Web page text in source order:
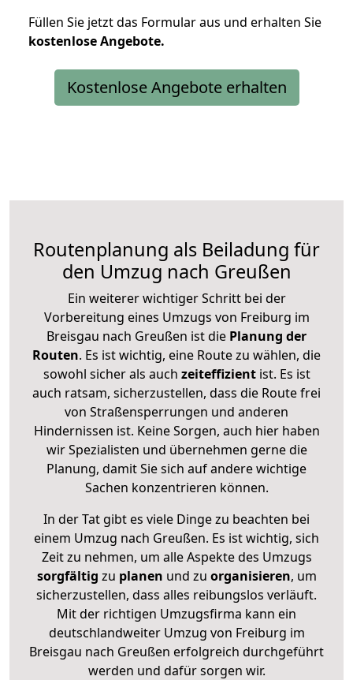
Füllen Sie jetzt das Formular aus und erhalten Sie
kostenloseAngebote.
Kostenlose Angebote erhalten
Routenplanung als Beiladung für
den Umzug nach Greußen
Ein weiterer wichtiger Schritt bei der
Vorbereitung eines Umzugs von Freiburg im
Breisgau nach Greußen ist die Planung der
Routen. Es ist wichtig, eine Route zu wählen, die
sowohl sicher als auch zeiteffizientist. Es ist
auch ratsam, sicherzustellen, dass die Route frei
von Straßensperrungen und anderen
Hindernissen ist. Keine Sorgen, auch hier haben
wir Spezialisten und übernehmen gerne die
Planung, damit Sie sich auf andere wichtige
Sachen konzentrieren können.
In der Tat gibt es viele Dinge zu beachten bei
einem Umzug nach Greußen. Es ist wichtig, sich
Zeit zu nehmen, um alle Aspekte des Umzugs
sorgfältig zu planen und zu organisieren, um
sicherzustellen, dass alles reibungslos verläuft.
Mit der richtigen Umzugsfirma kann ein
deutschlandweiter Umzug von Freiburg im
Breisgau nach Greußen erfolgreich durchgeführt
werden und dafür sorgen wir.